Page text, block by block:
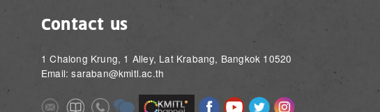
Contact us
1 Chalong Krung, 1 Alley, Lat Krabang, Bangkok 10520
Email: saraban@kmitl.ac.th
ImageImageImageImage Image ImageImageImageImage